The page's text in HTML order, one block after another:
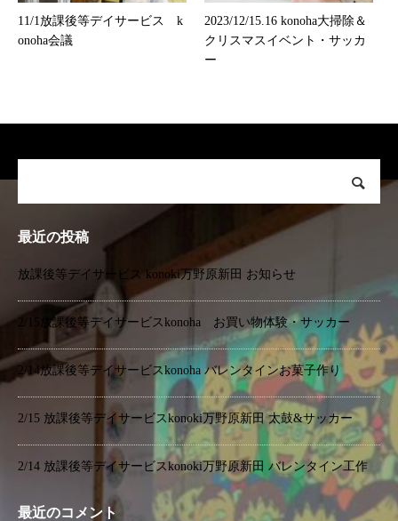
11/1放課後等デイサービス k
onoha会議
2023/12/15.16 konoha大掃除＆
クリスマスイベント・サッカ
ー
最近の投稿
放課後等デイサービス konoki万野原新田 お知らせ
2/15放課後等デイサービスkonoha お買い物体験・サッカー
2/14放課後等デイサービスkonoha バレンタインお菓子作り
2/15 放課後等デイサービスkonoki万野原新田 太鼓&サッカー
2/14 放課後等デイサービスkonoki万野原新田 バレンタイン工作
最近のコメント